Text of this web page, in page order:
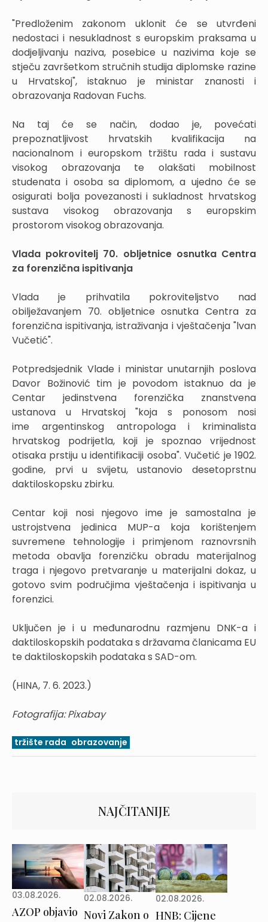
"Predloženim zakonom uklonit će se utvrđeni
nedostaci i nesukladnost s europskim praksama u
dodjeljivanju naziva, posebice u nazivima koje se
stječu završetkom stručnih studija diplomske razine
u Hrvatskoj", istaknuo je ministar znanosti i
obrazovanja Radovan Fuchs.
Na taj će se način, dodao je, povećati
prepoznatljivost hrvatskih kvalifikacija na
nacionalnom i europskom tržištu rada i sustavu
visokog obrazovanja te olakšati mobilnost
studenata i osoba sa diplomom, a ujedno će se
osigurati bolja povezanosti i sukladnost hrvatskog
sustava visokog obrazovanja s europskim
prostorom visokog obrazovanja.
Vlada pokrovitelj 70. obljetnice osnutka Centra
za forenzična ispitivanja
Vlada je prihvatila pokroviteljstvo nad
obilježavanjem 70. obljetnice osnutka Centra za
forenzična ispitivanja, istraživanja i vještačenja "lvan
Vučetić".
Potpredsjednik Vlade i ministar unutarnjih poslova
Davor Božinović tim je povodom istaknuo da je
Centar jedinstvena forenzička znanstvena
ustanova u Hrvatskoj "koja s ponosom nosi
ime argentinskog antropologa i kriminalista
hrvatskog podrijetla, koji je spoznao vrijednost
otisaka prstiju u identifikaciji osoba". Vučetić je 1902.
godine, prvi u svijetu, ustanovio desetoprstnu
daktiloskopsku zbirku.
Centar koji nosi njegovo ime je samostalna je
ustrojstvena jedinica MUP-a koja korištenjem
suvremene tehnologije i primjenom raznovrsnih
metoda obavlja forenzičku obradu materijalnog
traga i njegovo pretvaranje u materijalni dokaz, u
gotovo svim područjima vještačenja i ispitivanja u
forenzici.
Uključen je i u međunarodnu razmjenu DNK-a i
daktiloskopskih podataka s državama članicama EU
te daktiloskopskih podataka s SAD-om.
(HINA, 7. 6. 2023.)
Fotografija: Pixabay
tržište rada obrazovanje
NAJČITANIJE
03.08.2026.
AZOP objavio
02.08.2026.
Novi Zakon o
02.08.2026.
HNB: Cijene